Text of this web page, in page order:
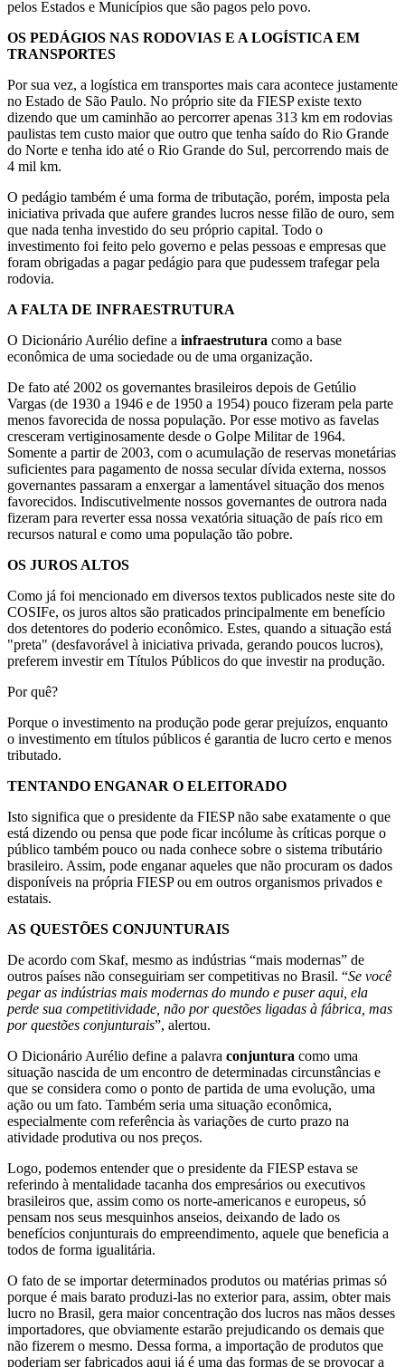
pelos Estados e Municípios que são pagos pelo povo.
OS PEDÁGIOS NAS RODOVIAS E A LOGÍSTICA EM
TRANSPORTES
Por sua vez, a logística em transportes mais cara acontece justamente
no Estado de São Paulo. No próprio site da FIESP existe texto
dizendo que um caminhão ao percorrer apenas 313 km em rodovias
paulistas tem custo maior que outro que tenha saído do Rio Grande
do Norte e tenha ido até o Rio Grande do Sul, percorrendo mais de
4 mil km.
O pedágio também é uma forma de tributação, porém, imposta pela
iniciativa privada que aufere grandes lucros nesse filão de ouro, sem
que nada tenha investido do seu próprio capital. Todo o
investimento foi feito pelo governo e pelas pessoas e empresas que
foram obrigadas a pagar pedágio para que pudessem trafegar pela
rodovia.
A FALTA DE INFRAESTRUTURA
O Dicionário Aurélio define a infraestrutura como a base
econômica de uma sociedade ou de uma organização.
De fato até 2002 os governantes brasileiros depois de Getúlio
Vargas (de 1930 a 1946 e de 1950 a 1954) pouco fizeram pela parte
menos favorecida de nossa população. Por esse motivo as favelas
cresceram vertiginosamente desde o Golpe Militar de 1964.
Somente a partir de 2003, com o acumulação de reservas monetárias
suficientes para pagamento de nossa secular dívida externa, nossos
governantes passaram a enxergar a lamentável situação dos menos
favorecidos. Indiscutivelmente nossos governantes de outrora nada
fizeram para reverter essa nossa vexatória situação de país rico em
recursos natural e como uma população tão pobre.
OS JUROS ALTOS
Como já foi mencionado em diversos textos publicados neste site do
COSIFe, os juros altos são praticados principalmente em benefício
dos detentores do poderio econômico. Estes, quando a situação está
"preta" (desfavorável à iniciativa privada, gerando poucos lucros),
preferem investir em Títulos Públicos do que investir na produção.
Por quê?
Porque o investimento na produção pode gerar prejuízos, enquanto
o investimento em títulos públicos é garantia de lucro certo e menos
tributado.
TENTANDO ENGANAR O ELEITORADO
Isto significa que o presidente da FIESP não sabe exatamente o que
está dizendo ou pensa que pode ficar incólume às críticas porque o
público também pouco ou nada conhece sobre o sistema tributário
brasileiro. Assim, pode enganar aqueles que não procuram os dados
disponíveis na própria FIESP ou em outros organismos privados e
estatais.
AS QUESTÕES CONJUNTURAIS
De acordo com Skaf, mesmo as indústrias “mais modernas” de
outros países não conseguiriam ser competitivas no Brasil. “Se você
pegar as indústrias mais modernas do mundo e puser aqui, ela
perde sua competitividade, não por questões ligadas à fábrica, mas
por questões conjunturais”, alertou.
O Dicionário Aurélio define a palavra conjuntura como uma
situação nascida de um encontro de determinadas circunstâncias e
que se considera como o ponto de partida de uma evolução, uma
ação ou um fato. Também seria uma situação econômica,
especialmente com referência às variações de curto prazo na
atividade produtiva ou nos preços.
Logo, podemos entender que o presidente da FIESP estava se
referindo à mentalidade tacanha dos empresários ou executivos
brasileiros que, assim como os norte-americanos e europeus, só
pensam nos seus mesquinhos anseios, deixando de lado os
benefícios conjunturais do empreendimento, aquele que beneficia a
todos de forma igualitária.
O fato de se importar determinados produtos ou matérias primas só
porque é mais barato produzi-las no exterior para, assim, obter mais
lucro no Brasil, gera maior concentração dos lucros nas mãos desses
importadores, que obviamente estarão prejudicando os demais que
não fizerem o mesmo. Dessa forma, a importação de produtos que
poderiam ser fabricados aqui já é uma das formas de se provocar a